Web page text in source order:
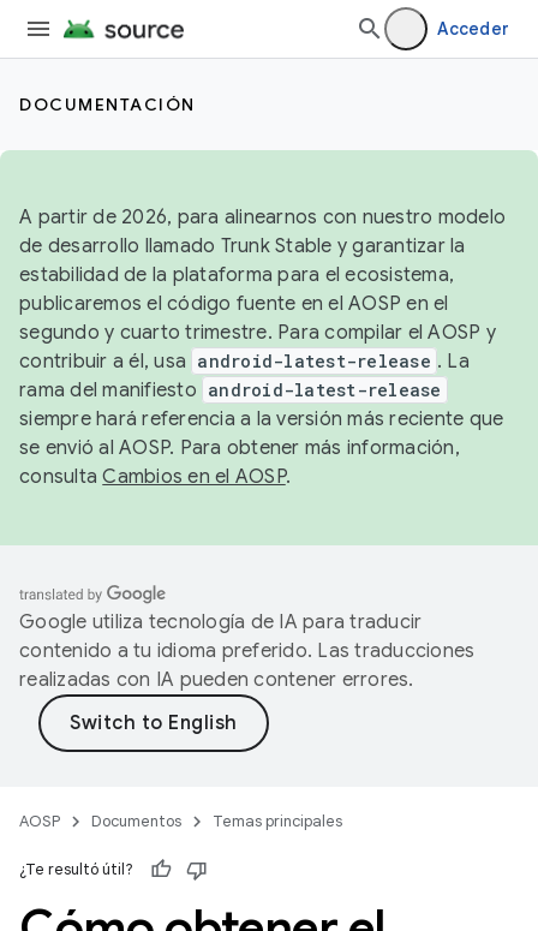
Acceder
DOCUMENTACIÓN
A partir de 2026, para alinearnos con nuestro modelo
de desarrollo llamado Trunk Stable y garantizar la
estabilidad de la plataforma para el ecosistema,
publicaremos el código fuente en el AOSP en el
segundo y cuarto trimestre. Para compilar el AOSP y
contribuir a él, usa android-latest-release . La
rama del manifiesto android-latest-release
siempre hará referencia a la versión más reciente que
se envió al AOSP. Para obtener más información,
consultaCambios en el AOSP.
Google utiliza tecnología de IA para traducir
contenido a tu idioma preferido. Las traducciones
realizadas con IA pueden contener errores.
AOSP Documentos Temas principales
¿Te resultó útil?